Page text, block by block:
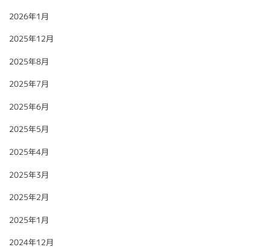
2026年1月
2025年12月
2025年8月
2025年7月
2025年6月
2025年5月
2025年4月
2025年3月
2025年2月
2025年1月
2024年12月